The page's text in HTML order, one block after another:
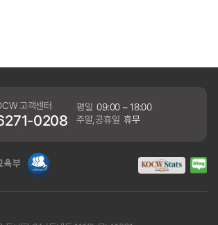
고객센터
0208
평일 09:00 ~ 18:00
주말,공휴일 휴무